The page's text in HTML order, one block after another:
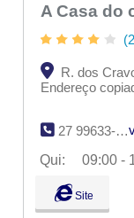
A Casa do
(2
R. dos
Endereço
27 99633-9240
Qui:
09:00 -
Seg:
Ter:
Qua:
Site